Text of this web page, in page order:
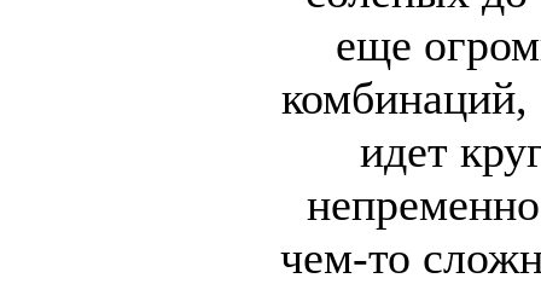
еще
комбинаций,
идет
чем-то